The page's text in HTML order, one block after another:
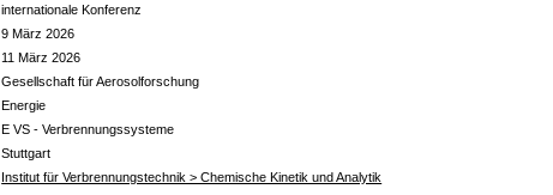
internationale Konferenz
9 März 2026
11 März 2026
Gesellschaft für Aerosolforschung
Energie
E VS - Verbrennungssysteme
Stuttgart
Institut für Verbrennungstechnik > Chemische Kinetik und Analytik